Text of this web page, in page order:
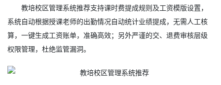
教培校区管理系统推荐支持课时费提成规则及工资模版设置，
系统自动根据授课老师的出勤情况自动统计业绩提成，无需人工核
算，一键生成工资账单，准确高效；另外严谨的交、退费审核层级
权限管理，杜绝监管漏洞。